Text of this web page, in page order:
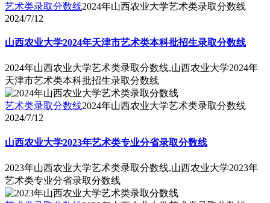
艺术类录取分数线2024年山西农业大学艺术类录取分数线
2024/7/12
山西农业大学2024年天津市艺术类本科批招生录取分数线
2024年山西农业大学艺术类录取分数线,山西农业大学2024年
天津市艺术类本科批招生录取分数线
艺术类录取分数线2024年山西农业大学艺术类录取分数线
2024/7/12
山西农业大学2023年艺术类专业分省录取分数线
2023年山西农业大学艺术类录取分数线,山西农业大学2023年
艺术类专业分省录取分数线